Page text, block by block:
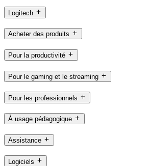
Logitech
Acheter des produits
Pour la productivité
Pour le gaming et le streaming
Pour les professionnels
À usage pédagogique
Assistance
Logiciels